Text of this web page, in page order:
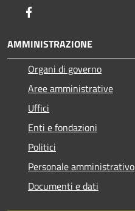
AMMINISTRAZIONE
Organi di governo
Aree amministrative
Uffici
Enti e fondazioni
Politici
Personale amministrativo
Documenti e dati